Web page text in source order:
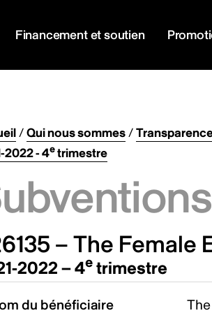
Financement et soutien
/Qui nous sommes/
2022 - 4etrimestre
– The Female
2022 – 4e trimestre
du bénéficiaire